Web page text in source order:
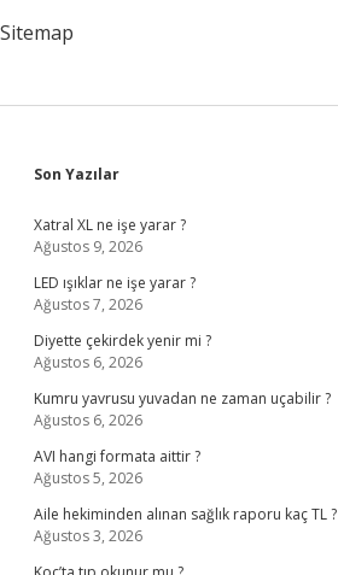
Sitemap
Sidebar
Son Yazılar
Xatral XL ne işe yarar ?
Ağustos 9, 2026
LED ışıklar ne işe yarar ?
Ağustos 7, 2026
Diyette çekirdek yenir mi ?
Ağustos 6, 2026
Kumru yavrusu yuvadan ne zaman uçabilir ?
Ağustos 6, 2026
AVI hangi formata aittir ?
Ağustos 5, 2026
Aile hekiminden alınan sağlık raporu kaç TL ?
Ağustos 3, 2026